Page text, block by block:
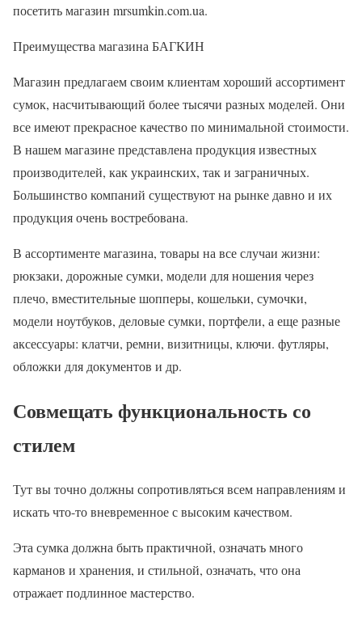
посетить магазин mrsumkin.com.ua.
Преимущества магазина БАГКИН
Магазин предлагаем своим клиентам хороший ассортимент
сумок, насчитывающий более тысячи разных моделей. Они
все имеют прекрасное качество по минимальной стоимости.
В нашем магазине представлена продукция известных
производителей, как украинских, так и заграничных.
Большинство компаний существуют на рынке давно и их
продукция очень востребована.
В ассортименте магазина, товары на все случаи жизни:
рюкзаки, дорожные сумки, модели для ношения через
плечо, вместительные шопперы, кошельки, сумочки,
модели ноутбуков, деловые сумки, портфели, а еще разные
аксессуары: клатчи, ремни, визитницы, ключи. футляры,
обложки для документов и др.
Совмещать функциональность со
стилем
Тут вы точно должны сопротивляться всем направлениям и
искать что-то вневременное с высоким качеством.
Эта сумка должна быть практичной, означать много
карманов и хранения, и стильной, означать, что она
отражает подлинное мастерство.